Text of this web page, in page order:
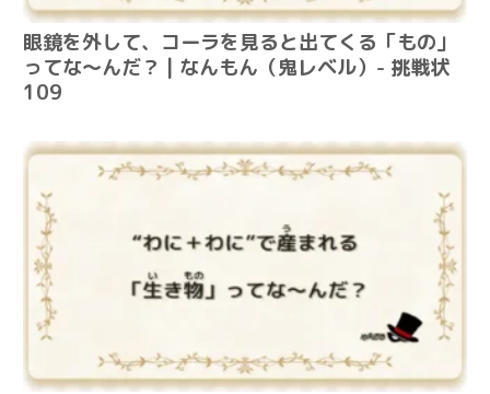
眼鏡を外して、コーラを見ると出てくる「もの」
ってな～んだ？ | なんもん（鬼レベル）- 挑戦状
109